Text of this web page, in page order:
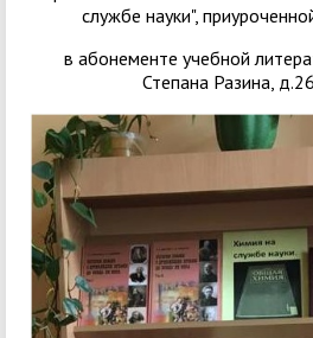
службе науки",
в абонементе учебной
Степана Разина,